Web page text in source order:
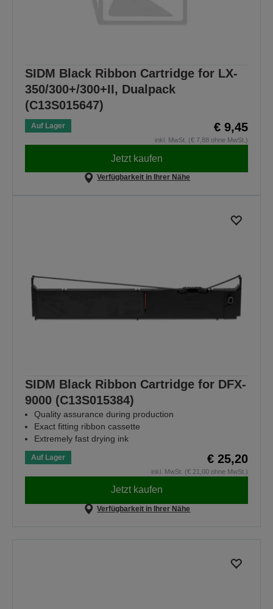
SIDM Black Ribbon Cartridge for LX-
350/300+/300+II, Dualpack
(C13S015647)
Auf Lager € 9,45
inkl. MwSt. (€ 7,88 ohne MwSt.)
Jetzt kaufen
Verfügbarkeit in Ihrer Nähe
SIDM Black Ribbon Cartridge for DFX-
9000 (C13S015384)
Quality assurance during production
Exact fitting ribbon cassette
Extremely fast drying ink
Auf Lager € 25,20
inkl. MwSt. (€ 21,00 ohne MwSt.)
Jetzt kaufen
Verfügbarkeit in Ihrer Nähe